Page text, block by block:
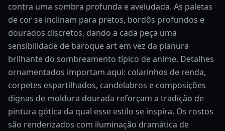
contra uma sombra profunda e aveludada. As paletas
de cor se inclinam para pretos, bordôs profundos e
dourados discretos, dando a cada peça uma
sensibilidade de baroque art em vez da planura
brilhante do sombreamento típico de anime. Detalhes
ornamentados importam aqui: colarinhos de renda,
corpetes espartilhados, candelabros e composições
dignas de moldura dourada reforçam a tradição de
pintura gótica da qual esse estilo se inspira. Os rostos
são renderizados com iluminação dramática de